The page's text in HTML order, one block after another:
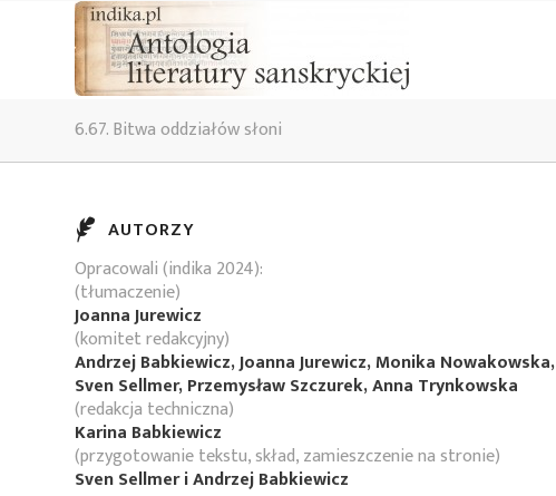
6.67. Bitwa oddziałów słoni
AUTORZY
Opracowali (indika 2024):
(tłumaczenie)
Joanna Jurewicz
(komitet redakcyjny)
Andrzej Babkiewicz, Joanna Jurewicz, Monika Nowakowska,
Sven Sellmer, Przemysław Szczurek, Anna Trynkowska
(redakcja techniczna)
Karina Babkiewicz
(przygotowanie tekstu, skład, zamieszczenie na stronie)
Sven Sellmer i Andrzej Babkiewicz